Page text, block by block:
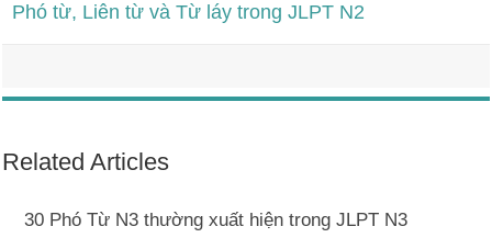
Phó từ, Liên từ và Từ láy trong JLPT N2
Related Articles
30 Phó Từ N3 thường xuất hiện trong JLPT N3